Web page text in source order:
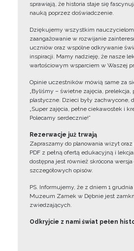
sprawiają, że historia staje się
nauką poprzez doświadczenie.
Dziękujemy wszystkim
zaangażowanie w rozwijanie
uczniów oraz wspólne odkrywanie
inspiracji. Mamy nadzieję, że nasze
wartościowym wsparciem w Waszej
Opinie uczestników mówią same za
„Byliśmy – świetne zajęcia, prelekcja,
plastyczne. Dzieci były zachwycone,
„Super zajęcia, pełne ciekawostek i
Polecamy serdecznie!”
Rezerwacje już trwają
Zapraszamy do planowania wizyt
PDF z pełną ofertą edukacyjną i
dostępna jest również skrócona
szczegółowych opisów.
PS. Informujemy, że z dniem 1 grudnia
Muzeum Zamek w Dębnie jest
zwiedzających.
Odkryjcie z nami świat pełen